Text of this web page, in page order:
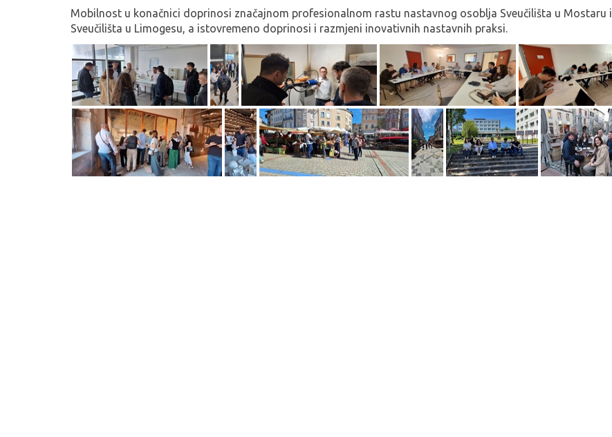
Mobilnost u konačnici doprinosi značajnom profesionalnom rastu nastavnog osoblja Sveučilišta u Mostaru i
Sveučilišta u Limogesu, a istovremeno doprinosi i razmjeni inovativnih nastavnih praksi.